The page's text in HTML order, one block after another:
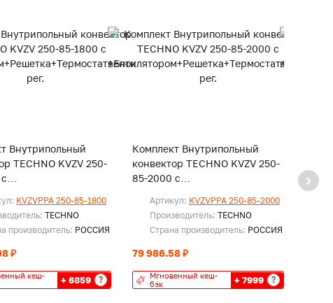
Внутрипольный
TECHNO KVZV 250-
KVZVPPA 250-85-1800
TECHNO
производитель: РОССИЯ
₽
кеш-
+ 6859 ?
Комплект Внутрипольный
конвектор TECHNO KVZV 250-
85-2000 с
рег.
Артикул: KVZVPPA 250-85-2000
Производитель:TECHNO
Страна производитель: РОССИЯ
79 986.58 ₽
Мгновенный кеш-
бэк
+ 7999 ?
85-